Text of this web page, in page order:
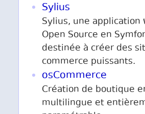
Sylius
Sylius, une application
Open Source en
destinée à créer des
commerce puissants.
osCommerce
Création de boutique
multilingue et